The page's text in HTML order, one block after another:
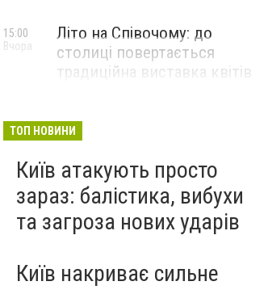
Літо на Співочому: до
столиці повертається
традиційна виставка квітів
15:00
Вчора
ТОП НОВИНИ
Київ атакують просто
зараз: балістика, вибухи
та загроза нових ударів
Київ накриває сильне